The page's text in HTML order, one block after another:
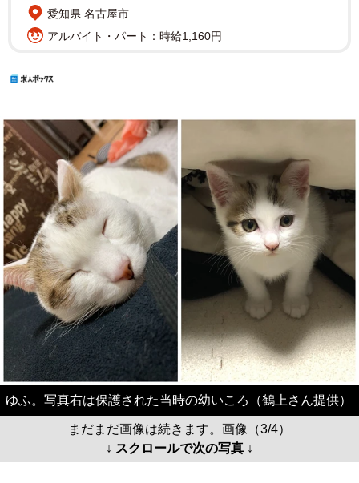
愛知県 名古屋市
アルバイト・パート：時給1,160円
ゆふ。写真右は保護された当時の幼いころ（鶴上さん提供）
まだまだ画像は続きます。画像（3/4）
↓ スクロールで次の写真 ↓